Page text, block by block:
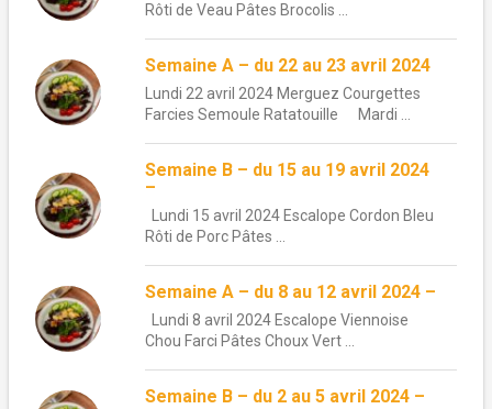
Rôti de Veau Pâtes Brocolis ...
Semaine A – du 22 au 23 avril 2024
Lundi 22 avril 2024 Merguez Courgettes
Farcies Semoule Ratatouille Mardi ...
Semaine B – du 15 au 19 avril 2024
–
Lundi 15 avril 2024 Escalope Cordon Bleu
Rôti de Porc Pâtes ...
Semaine A – du 8 au 12 avril 2024 –
Lundi 8 avril 2024 Escalope Viennoise
Chou Farci Pâtes Choux Vert ...
Semaine B – du 2 au 5 avril 2024 –